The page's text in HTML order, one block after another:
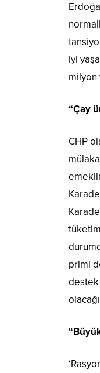
iyi
milyon
“Çay
CHP
primi
destek